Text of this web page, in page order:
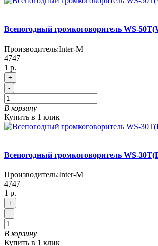
Всепогодный громкоговоритель WS-
Производитель:Inter-M
4747
1 р.
+
-
В корзину
Купить в 1 клик
Всепогодный громкоговоритель WS-
Производитель:Inter-M
4747
1 р.
+
-
В корзину
Купить в 1 клик